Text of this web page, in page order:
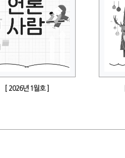
[ 2026년 1월호 ]